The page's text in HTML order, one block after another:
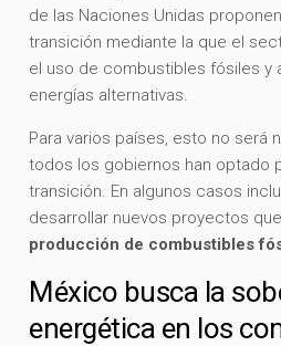
de las Naciones Unidas
transición mediante la que el
el uso de combustibles fósiles y
energías alternativas.
Para varios países, esto no será
todos los gobiernos han optado
transición. En algunos casos
desarrollar nuevos proyectos que
producción de combustibles
México busca la
energética en los